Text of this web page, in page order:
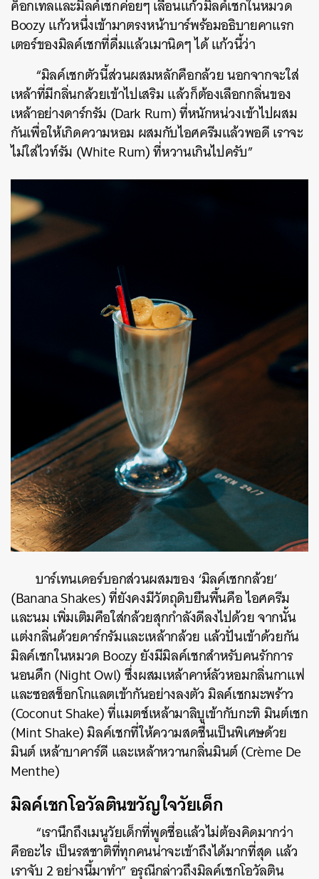
ค็อกเทลและมิลค์เชกค่อยๆ เลื่อนแก้วมิลค์เชกในหมวด
Boozy แก้วหนึ่งเข้ามาตรงหน้าบาร์พร้อมอธิบายคาแรก
เตอร์ของมิลค์เชกที่ดื่มแล้วเมานิดๆ ได้ แก้วนี้ว่า
“มิลค์เชกตัวนี้ส่วนผสมหลักคือกล้วย นอกจากจะใส่
เหล้าที่มีกลิ่นกล้วยเข้าไปเสริม แล้วก็ต้องเลือกกลิ่นของ
เหล้าอย่างดาร์กรัม (Dark Rum) ที่หนักหน่วงเข้าไปผสม
กันเพื่อให้เกิดความหอม ผสมกับไอศครีมแล้วพอดี เราจะ
ไม่ใส่ไวท์รัม (White Rum) ที่หวานเกินไปครับ”
บาร์เทนเดอร์บอกส่วนผสมของ ‘มิลค์เชกกล้วย’
(Banana Shakes) ที่ยังคงมีวัตถุดิบยืนพื้นคือ ไอศครีม
และนม เพิ่มเติมคือใส่กล้วยสุกกำลังดีลงไปด้วย จากนั้น
แต่งกลิ่นด้วยดาร์กรัมและเหล้ากล้วย แล้วปั่นเข้าด้วยกัน
มิลค์เชกในหมวด Boozy ยังมีมิลค์เชกสำหรับคนรักการ
นอนดึก (Night Owl) ซึ่งผสมเหล้าคาห์ลัวหอมกลิ่นกาแฟ
และซอสช็อกโกแลตเข้ากันอย่างลงตัว มิลค์เชกมะพร้าว
(Coconut Shake) ที่แมตช์เหล้ามาลิบูเข้ากับกะทิ มินต์เชก
(Mint Shake) มิลค์เชกที่ให้ความสดชื่นเป็นพิเศษด้วย
มินต์ เหล้าบาคาร์ดี และเหล้าหวานกลิ่นมินต์ (Crème De
Menthe)
มิลค์เชกโอวัลตินขวัญใจวัยเด็ก
“เรานึกถึงเมนูวัยเด็กที่พูดชื่อแล้วไม่ต้องคิดมากว่า
คืออะไร เป็นรสชาติที่ทุกคนน่าจะเข้าถึงได้มากที่สุด แล้ว
เราจับ 2 อย่างนี้มาทำ” อรุณีกล่าวถึงมิลค์เชกโอวัลติน
TWEET